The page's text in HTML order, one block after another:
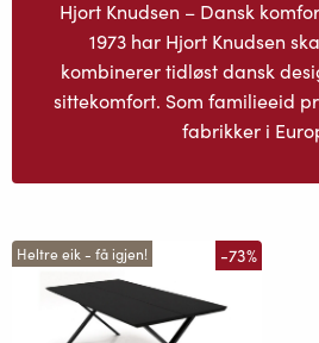
Hjort Knudsen – Dansk
1973 har Hjort Knudsen
kombinerer tidløst dansk
sittekomfort. Som familieeid
fabrikker i
Heltre eik - få igjen! -73%